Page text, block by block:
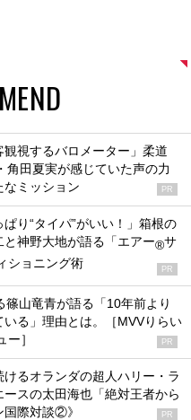
観視するバロメーター」柔道
角田夏実が感じていた声の力
なミッション
PR
ぱり“タイパ”がいい！」箱根の
神野大地が語る「エアー®サ
ショニング術 PR
篠山竜青が語る「10年前より
る」理由とは。［MVVりらい
ー］
PR
るオランダの超人ハリー・ラ
スの太田海也「絶対王者から
国際対談②》
PR